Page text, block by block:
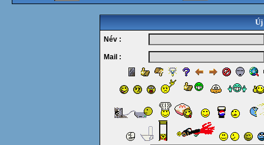
Új
Név :
Mail :